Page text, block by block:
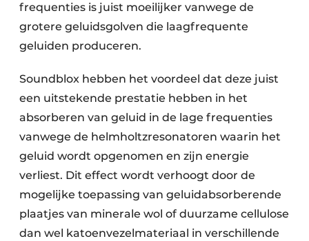
frequenties is juist moeilijker vanwege de
grotere geluidsgolven die laagfrequente
geluiden produceren.
Soundblox hebben het voordeel dat deze juist
een uitstekende prestatie hebben in het
absorberen van geluid in de lage frequenties
vanwege de helmholtzresonatoren waarin het
geluid wordt opgenomen en zijn energie
verliest. Dit effect wordt verhoogt door de
mogelijke toepassing van geluidabsorberende
plaatjes van minerale wol of duurzame cellulose
dan wel katoenvezelmateriaal in verschillende